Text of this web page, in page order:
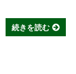
続きを読む